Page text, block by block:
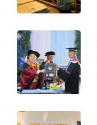
METRO
METRO
JAKARTA
NEWS